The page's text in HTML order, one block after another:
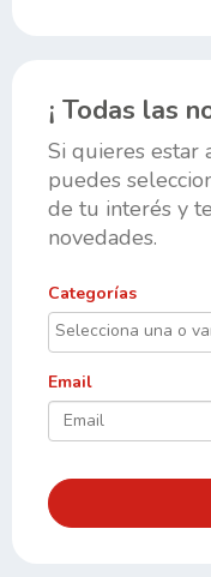
¡ Todas las
Si quieres estar
puedes
de tu interés y
novedades.
Categorías
Email